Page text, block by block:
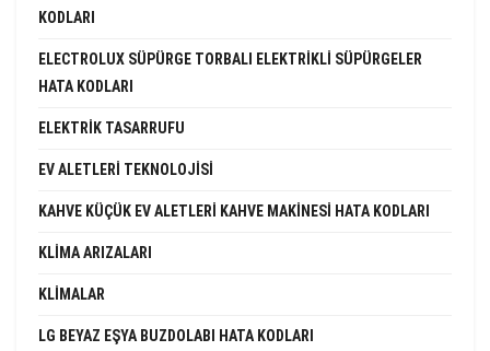
KODLARI
ELECTROLUX SÜPÜRGE TORBALI ELEKTRIKLI SÜPÜRGELER
HATA KODLARI
ELEKTRIK TASARRUFU
EV ALETLERI TEKNOLOJISI
KAHVE KÜÇÜK EV ALETLERI KAHVE MAKINESI HATA KODLARI
KLIMA ARIZALARI
KLIMALAR
LG BEYAZ EŞYA BUZDOLABI HATA KODLARI